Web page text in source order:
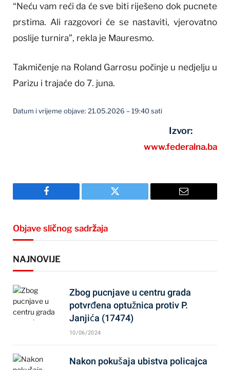
“Neću vam reći da će sve biti riješeno dok pucnete
prstima. Ali razgovori će se nastaviti, vjerovatno
poslije turnira”, rekla je Mauresmo.
Takmičenje na Roland Garrosu počinje u nedjelju u
Parizu i trajaće do 7. juna.
Datum i vrijeme objave: 21.05.2026 – 19:40 sati
Izvor:
www.federalna.ba
Facebook Twitter Email
Objave sličnog sadržaja
NAJNOVIJE
Zbog pucnjave u centru grada
potvrđena optužnica protiv P.
Janjića (17474)
10/06/2024
Nakon pokušaja ubistva policajca